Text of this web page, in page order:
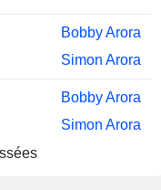
Bobby Arora
Simon Arora
Bobby Arora
Simon Arora